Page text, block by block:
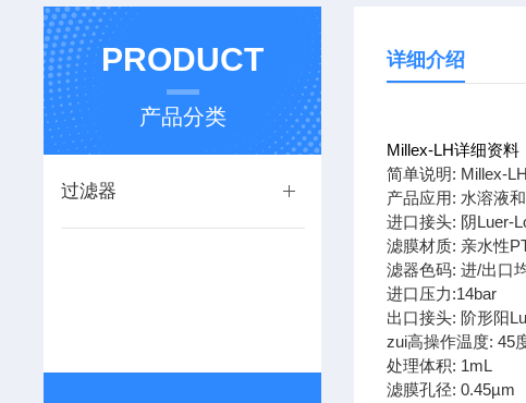
PRODUCT
产品分类
过滤器
详细介绍
Millex-LH详细资料
简单说明: Millex-
产品应用: 水溶液
进口接头: 阴Luer-
滤膜材质: 亲水性
滤器色码: 进/出口
进口压力:14bar
出口接头: 阶形阳
zui高操作温度: 45
处理体积: 1mL
滤膜孔径: 0.45µm